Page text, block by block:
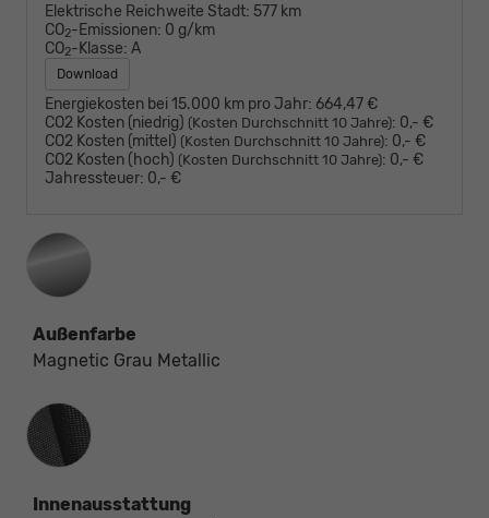
Elektrische Reichweite Stadt: 577 km
CO2-Emissionen: 0 g/km
CO2-Klasse: A
Download
Energiekosten bei 15.000 km pro Jahr: 664,47 €
CO2 Kosten (niedrig) (Kosten Durchschnitt 10 Jahre): 0,- €
CO2 Kosten (mittel) (Kosten Durchschnitt 10 Jahre): 0,- €
CO2 Kosten (hoch) (Kosten Durchschnitt 10 Jahre): 0,- €
Jahressteuer: 0,- €
Außenfarbe
Magnetic Grau Metallic
Innenausstattung
Innenausstattung